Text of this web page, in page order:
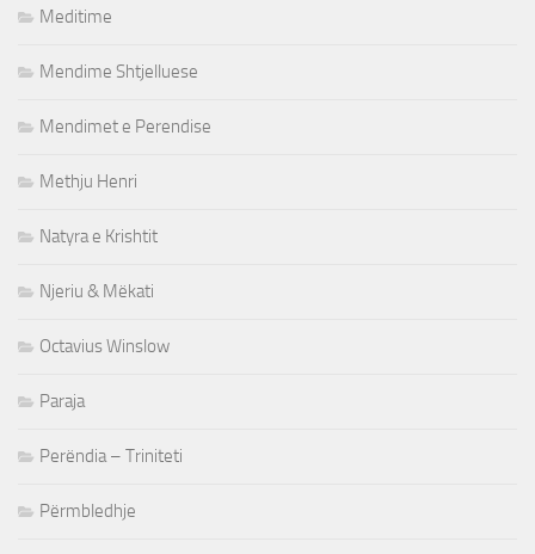
Meditime
Mendime Shtjelluese
Mendimet e Perendise
Methju Henri
Natyra e Krishtit
Njeriu & Mëkati
Octavius Winslow
Paraja
Perëndia – Triniteti
Përmbledhje